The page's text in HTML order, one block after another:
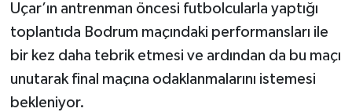
Uçar’ın antrenman öncesi futbolcularla yaptığı
toplantıda Bodrum maçındaki performansları ile
bir kez daha tebrik etmesi ve ardından da bu maçı
unutarak final maçına odaklanmalarını istemesi
bekleniyor.